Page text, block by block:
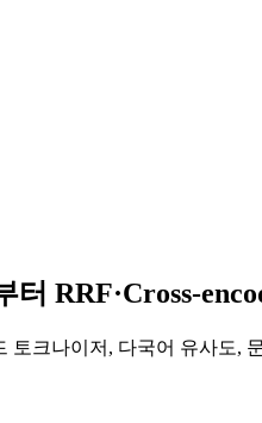
RRF·Cross-
나이저, 다국어 유사도,